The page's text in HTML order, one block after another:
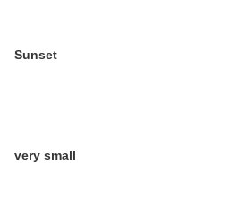
Sunset
very small